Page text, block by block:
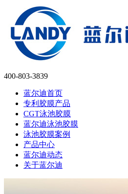
400-803-3839
蓝尔迪首页
专利胶膜产品
CGT泳池胶膜
蓝尔迪泳池胶膜
泳池胶膜案例
产品中心
蓝尔迪动态
关于蓝尔迪